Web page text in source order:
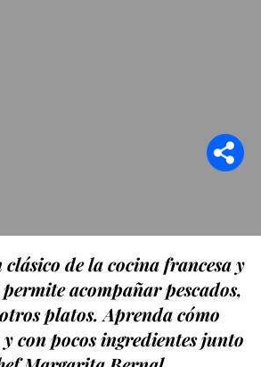
clásico de la cocina francesa y
acompañar pescados,
platos. Aprenda cómo
con pocos ingredientes junto